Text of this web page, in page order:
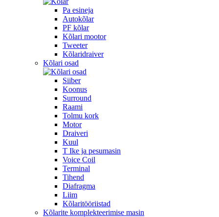
Pa esineja
Autokõlar
PF kõlar
Kõlari mootor
Tweeter
Kõlaridraiver
Kõlari osad
Siiber
Koonus
Surround
Raami
Tolmu kork
Motor
Draiveri
Kuul
T Ike ja pesumasin
Voice Coil
Terminal
Tihend
Diafragma
Liim
Kõlaritööriistad
Kõlarite komplekteerimise masin